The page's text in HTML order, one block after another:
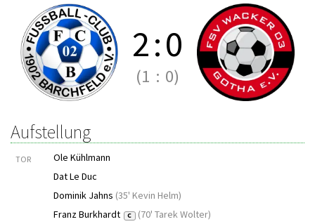
2:0
(1 : 0)
Aufstellung
TOR
Ole Kühlmann
Dat Le Duc
Dominik Jahns (35' Kevin Helm)
Franz Burkhardt
C (70' Tarek Wolter)